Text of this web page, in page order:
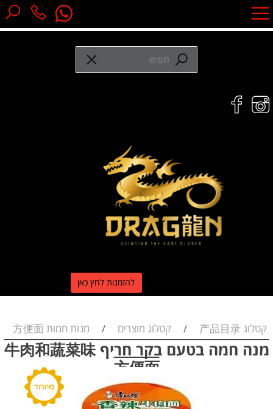
להזמנות לחץ כאן
קטלוג 产品目录 / קטלוג מוצרים / מנות חמות 方便面
מנה חמה בטעם בקר חריף 牛肉和蔬菜味
方便面